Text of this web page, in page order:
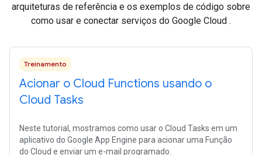
arquiteturas de referência e os exemplos de código sobre
como usar e conectar serviços do Google Cloud .
Treinamento
Acionar o Cloud Functions usando o
Cloud Tasks
Neste tutorial, mostramos como usar o Cloud Tasks em um
aplicativo do Google App Engine para acionar uma Função
do Cloud e enviar um e-mail programado.